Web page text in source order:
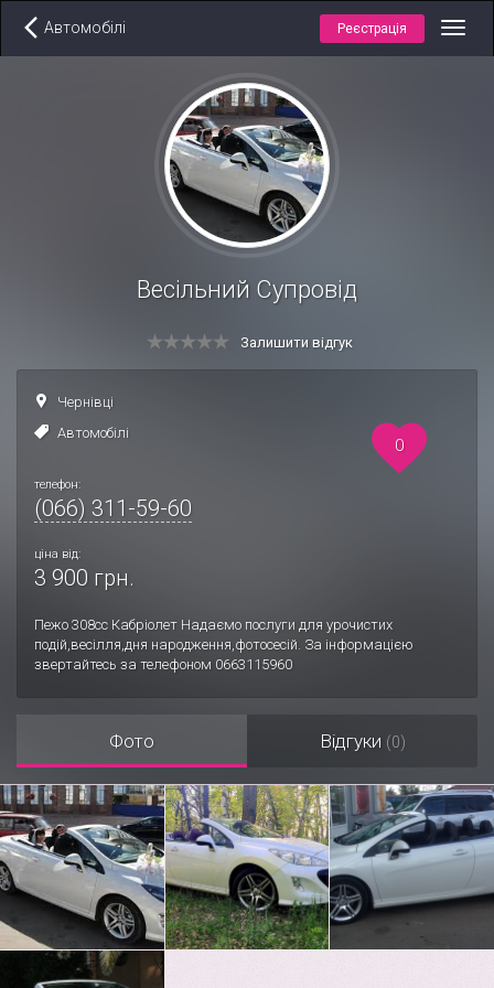
Автомобілі Реєстрація
Весільний Супровід
Залишити відгук
Чернівці
Автомобілі
телефон:
(066) 311-59-60
ціна від:
3 900 грн.
Пежо 308сс Кабріолет Надаємо послуги для урочистих
подій,весілля,дня народження,фотосесій. За інформацією
звертайтесь за телефоном 0663115960
0
Фото Відгуки (0)